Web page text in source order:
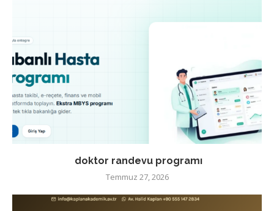
doktor randevu programı
Temmuz 27, 2026